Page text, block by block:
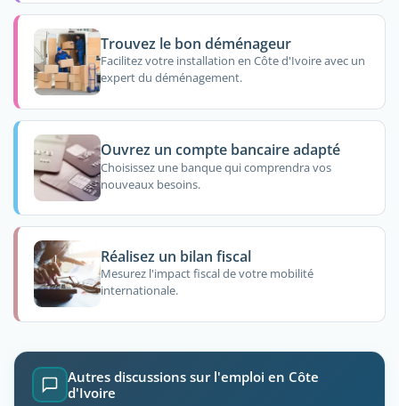
Trouvez le bon déménageur
Facilitez votre installation en Côte d'Ivoire avec un
expert du déménagement.
Ouvrez un compte bancaire adapté
Choisissez une banque qui comprendra vos
nouveaux besoins.
Réalisez un bilan fiscal
Mesurez l'impact fiscal de votre mobilité
internationale.
Autres discussions sur l'emploi en Côte
d'Ivoire